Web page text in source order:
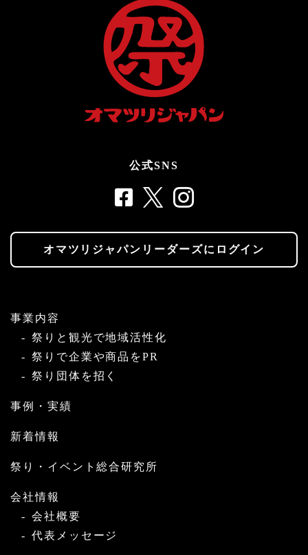
公式SNS
オマツリジャパンリーダーズにログイン
事業内容
祭りと観光で地域活性化
祭りで企業や商品をPR
祭り団体を招く
事例・実績
新着情報
祭り・イベント総合研究所
会社情報
会社概要
代表メッセージ